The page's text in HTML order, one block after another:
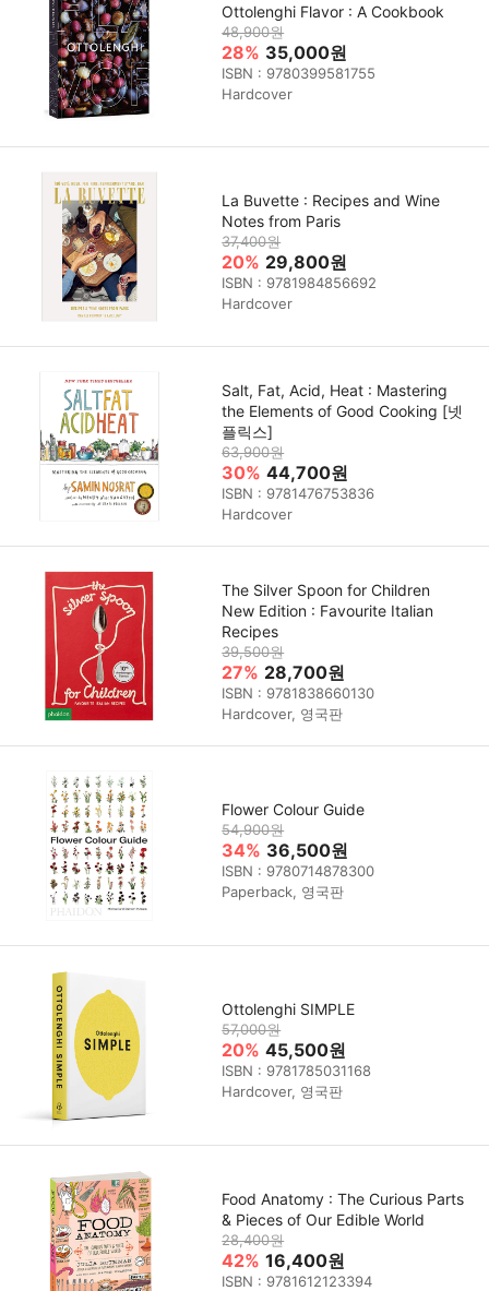
Ottolenghi Flavor : A Cookbook
48,900원
28% 35,000원
ISBN : 9780399581755
Hardcover
La Buvette : Recipes and Wine
Notes from Paris
37,400원
20% 29,800원
ISBN : 9781984856692
Hardcover
Salt, Fat, Acid, Heat : Mastering
the Elements of Good Cooking [넷
플릭스]
63,900원
30% 44,700원
ISBN : 9781476753836
Hardcover
The Silver Spoon for Children
New Edition : Favourite Italian
Recipes
39,500원
27% 28,700원
ISBN : 9781838660130
Hardcover, 영국판
Flower Colour Guide
54,900원
34% 36,500원
ISBN : 9780714878300
Paperback, 영국판
Ottolenghi SIMPLE
57,000원
20% 45,500원
ISBN : 9781785031168
Hardcover, 영국판
Food Anatomy : The Curious Parts
& Pieces of Our Edible World
28,400원
42% 16,400원
ISBN : 9781612123394